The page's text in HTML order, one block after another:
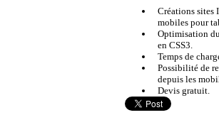
Créations sites
mobiles pour
Optimisation
en CSS3.
Temps de
Possibilité de
depuis les
Devis gratuit.